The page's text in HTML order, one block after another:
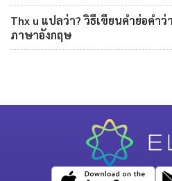
Thx u แปลว่า? วิธีเขียนคำย่อคำ
ภาษาอังกฤษ